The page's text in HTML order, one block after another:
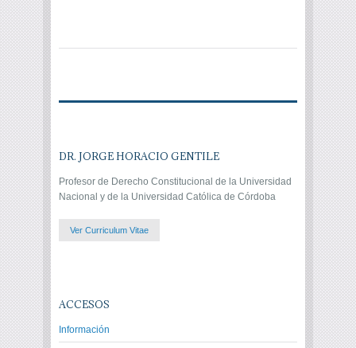
DR. JORGE HORACIO GENTILE
Profesor de Derecho Constitucional de la Universidad
Nacional y de la Universidad Católica de Córdoba
Ver Curriculum Vitae
ACCESOS
Información